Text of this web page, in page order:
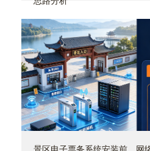
景区电子票务系统安装前，网